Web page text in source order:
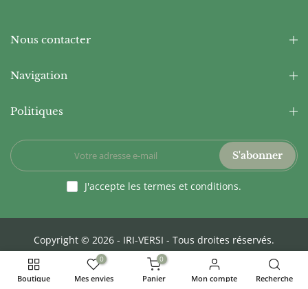
Nous contacter
Navigation
Politiques
S'abonner
J'accepte les termes et conditions.
Copyright © 2026 - IRI-VERSI - Tous droites réservés.
Boutique
0
Mes envies
0
Panier Mon compte Recherche